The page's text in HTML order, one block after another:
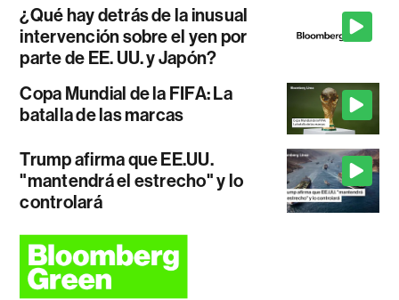
¿Qué hay detrás de la inusual
intervención sobre el yen por
parte de EE. UU. y Japón?
Copa Mundial de la FIFA: La
batalla de las marcas
Trump afirma que EE.UU.
"mantendrá el estrecho" y lo
controlará